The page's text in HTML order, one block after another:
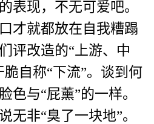
表现，不无可爱吧。
才就都放在自我糟蹋
评改造的“上游、中
自称“下流”。谈到何
色与“屁薰”的一样。
无非“臭了一块地”。